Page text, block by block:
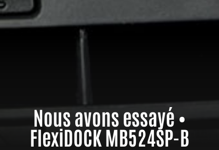
Nous avons essayé •
FlexiDOCK MB524SP-B